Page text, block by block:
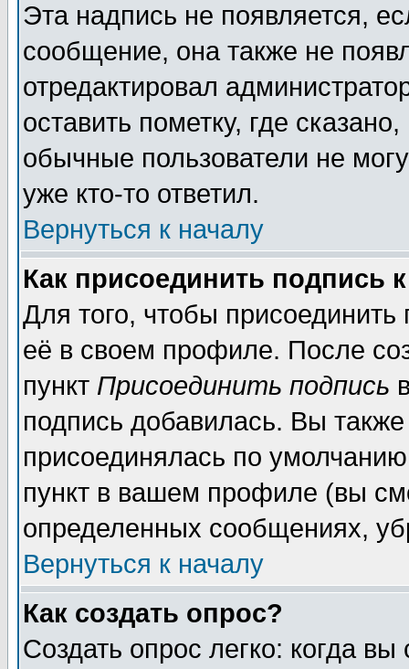
Эта надпись не появляется,
сообщение, она также не
отредактировал
оставить пометку, где
обычные пользователи не
уже кто-то ответил.
Вернуться к началу
Как присоединить подпись
Для того, чтобы
её в своем профиле. После
пункт Присоединить подпись
подпись добавилась. Вы
присоединялась по
пункт в вашем профиле (вы
определенных сообщениях,
Вернуться к началу
Как создать опрос?
Создать опрос легко: когда